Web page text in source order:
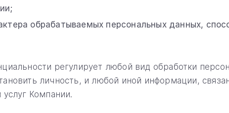
обрабатываемых персональных данных,
регулирует любой вид обработки
личность, и любой иной информации,
Компании.